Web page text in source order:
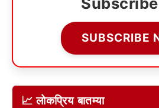
SUBSCRIBE
📈 लोकप्रिय बातम्या